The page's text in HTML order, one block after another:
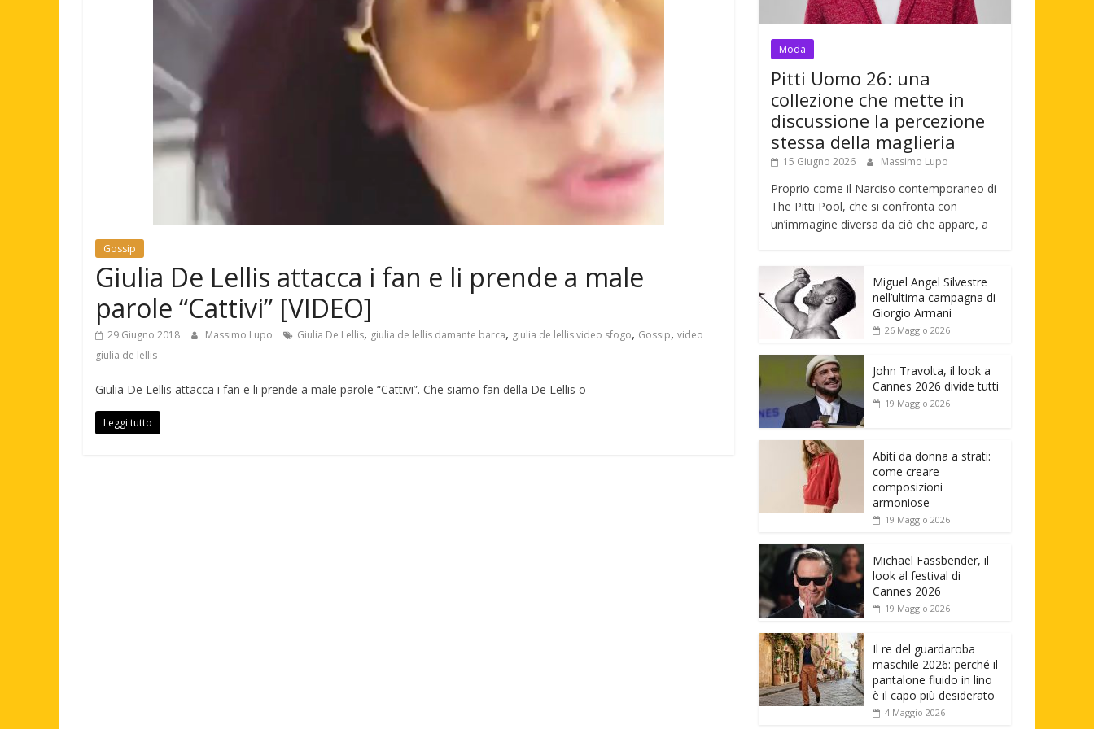
Gossip
Giulia De Lellis attacca i fan e li prende a male
parole “Cattivi” [VIDEO]
29 Giugno 2018 Massimo Lupo Giulia De Lellis, giulia de lellis damante barca, giulia de lellis video sfogo, Gossip, video
giulia de lellis
Giulia De Lellis attacca i fan e li prende a male parole “Cattivi”. Che siamo fan della De Lellis o
Leggi tutto
Moda
Pitti Uomo 26: una
collezione che mette in
discussione la percezione
stessa della maglieria
15 Giugno 2026 Massimo Lupo
Proprio come il Narciso contemporaneo di
The Pitti Pool, che si confronta con
un’immagine diversa da ciò che appare, a
Miguel Angel Silvestre
nell’ultima campagna di
Giorgio Armani
26 Maggio 2026
John Travolta, il look a
Cannes 2026 divide tutti
19 Maggio 2026
Abiti da donna a strati:
come creare
composizioni
armoniose
19 Maggio 2026
Michael Fassbender, il
look al festival di
Cannes 2026
19 Maggio 2026
Il re del guardaroba
maschile 2026: perché il
pantalone fluido in lino
è il capo più desiderato
4 Maggio 2026